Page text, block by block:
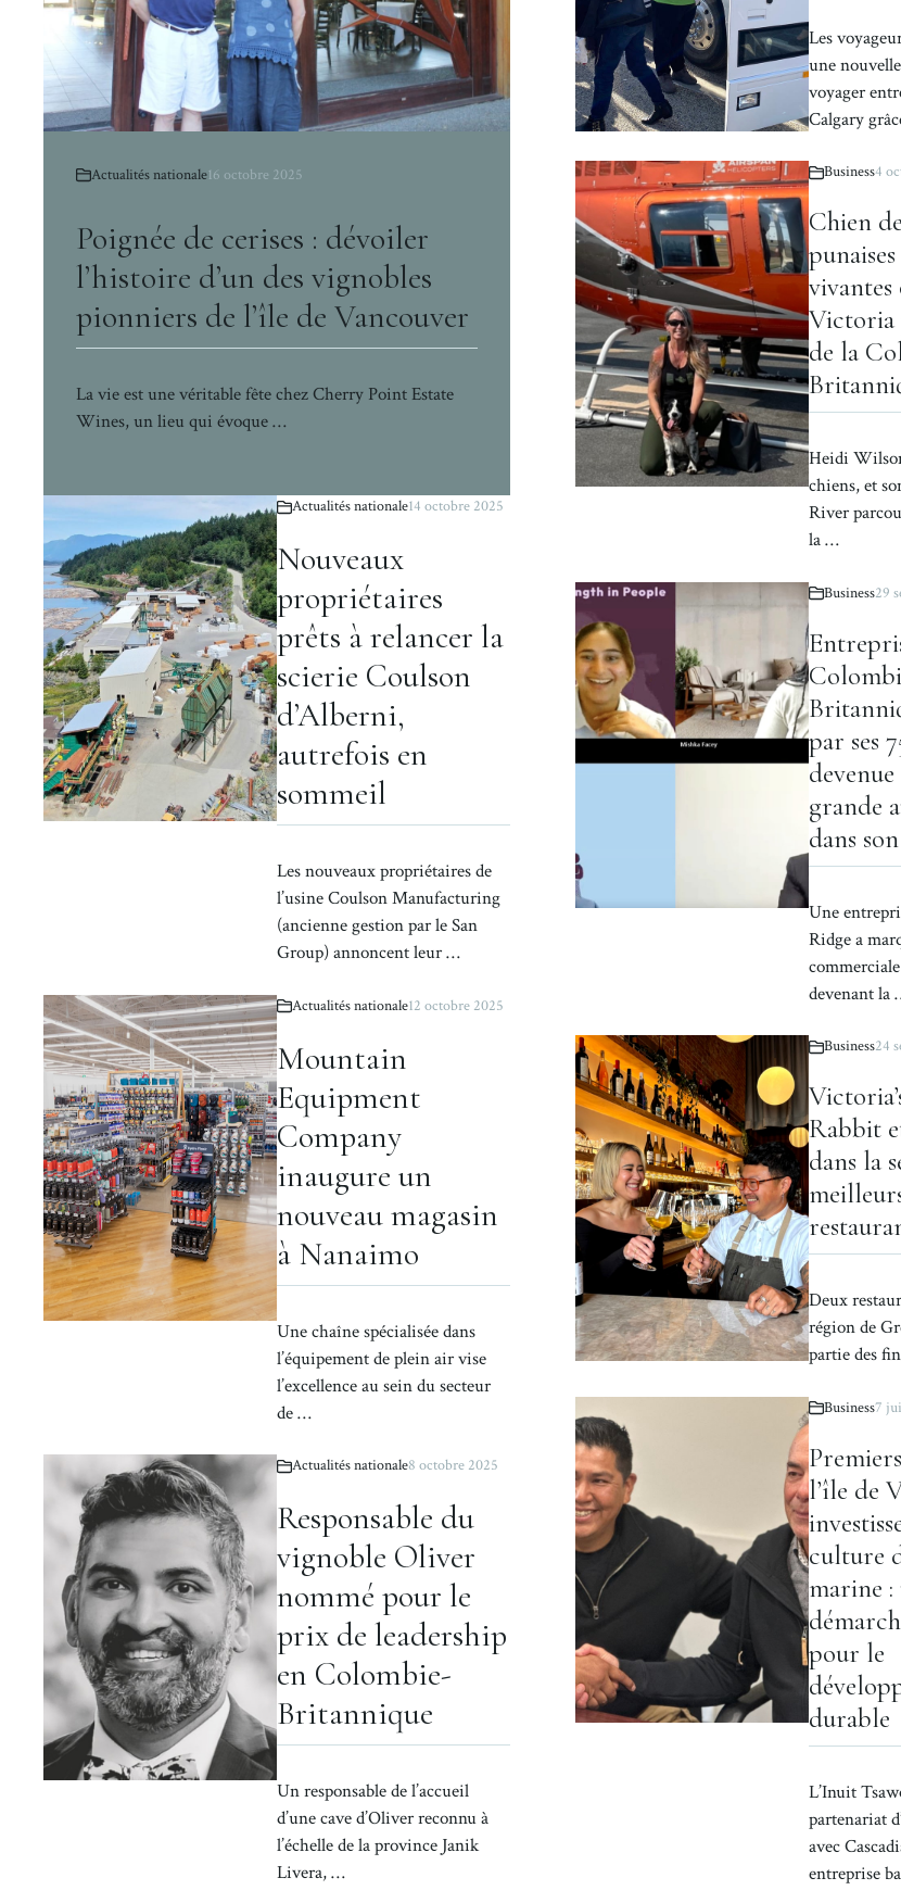
Actualités nationale16 octobre 2025
Poignée de cerises : dévoiler
l’histoire d’un des vignobles
pionniers de l’île de Vancouver
La vie est une véritable fête chez Cherry Point Estate
Wines, un lieu qui évoque …
Actualités nationale14 octobre 2025
Nouveaux
propriétaires
prêts à relancer la
scierie Coulson
d’Alberni,
autrefois en
sommeil
Les nouveaux propriétaires de
l’usine Coulson Manufacturing
(ancienne gestion par le San
Group) annoncent leur …
Actualités nationale12 octobre 2025
Mountain
Equipment
Company
inaugure un
nouveau magasin
à Nanaimo
Une chaîne spécialisée dans
l’équipement de plein air vise
l’excellence au sein du secteur
de …
Actualités nationale8 octobre 2025
Responsable du
vignoble Oliver
nommé pour le
prix de leadership
en Colombie-
Britannique
Un responsable de l’accueil
d’une cave d’Oliver reconnu à
l’échelle de la province Janik
Livera, …
Les
une
voyager
Calgary
Business4
Chien
vivantes
Victoria
de la
Heidi
chiens, et
River
la …
Business29
par ses
grande
dans
Une
Ridge a
devenant la
Business24
Rabbit
dans la
Deux
région de
partie des
Business7
l’île de
culture
marine :
pour le
durable
L’Inuit
partenariat
avec
entreprise